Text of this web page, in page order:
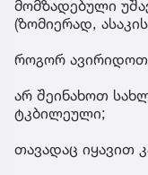
მომზადებული
(ზომიერად,
როგორ ავირიდოთ
არ შეინახოთ
ტკბილეული;
თავადაც იყავით